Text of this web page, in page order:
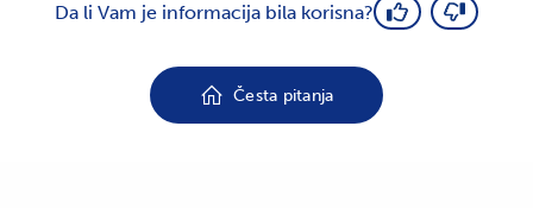
Da li Vam je informacija bila korisna?
Česta pitanja